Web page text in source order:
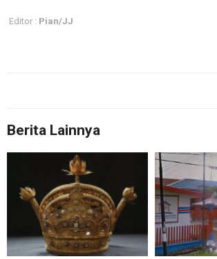
Editor : Pian/JJ
Berita Lainnya